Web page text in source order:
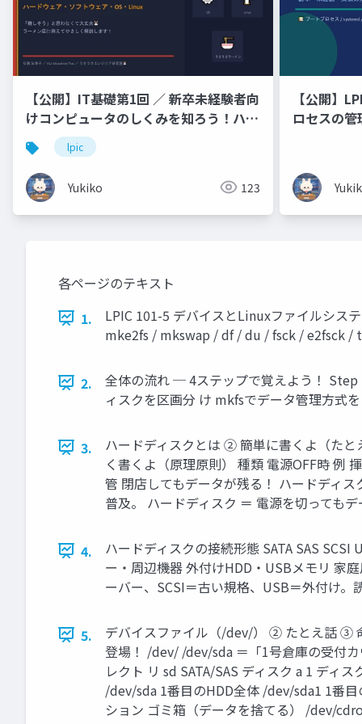
【公開】IT基礎第1回 ／ 新卒未経験者向
けコンピュータのしくみを知ろう！ハー
ドウェア・ソフトウェア・OS・
Linux「難しそう」と思わなくて大丈夫
🐰 ラーメン店に例えてやさしく解説し
ます！
lpic
Yukiko 123
【公開】
ロセスの
各ページのテキスト
1.
LPIC 101-5 デバイスとLinuxファイルシス
mke2fs / mkswap / df / du / fsck / e2fsck
2.
全体の流れ ─ 4ステップで覚えよう！ Step
ィスクを区画分 け mkfsでデータ管理方式
3.
ハードディスクとは ② 簡単に書くよ（た
く書くよ（原理原則） 種類 電源OFF時 例
管 閉店してもデータが残る！ ハードディ
普及。 ハードディスク ＝ 電源を切っても
4.
ハードディスクの接続形態 SATA SAS
ー・周辺機器 外付けHDD・USBメモリ 家
ーバー、SCSI＝古い規格、USB＝外付け。
5.
デバイスファイル（/dev/） ② たとえ話 ③
登場！ /dev/ /dev/sda ＝「1号倉庫の受付
レクト リ sd SATA/SAS ディスク a 1 ディ
/dev/sda 1番目のHDD全体 /dev/sda1 1番
ション ゴミ箱（データを捨てる） /dev/